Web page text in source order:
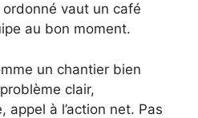
vaut un café
au bon moment.
un chantier bien
clair,
à l’action net. Pas